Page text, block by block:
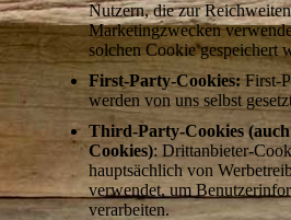
Nutzern, die zur
Marketingzwecken
solchen Cookie gespeichert
First-Party-Cookies:First-
werden von uns selbst
Third-Party-Cookies
Cookies): Drittanbieter-
hauptsächlich von
verwendet, um
verarbeiten.